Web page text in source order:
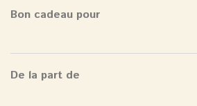
Bon cadeau pour
De la part de